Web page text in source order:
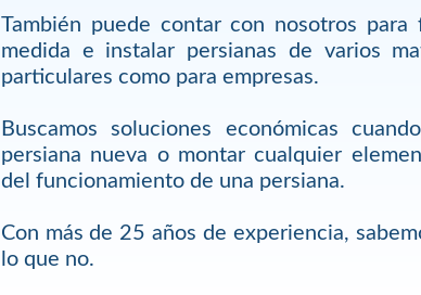
También puede contar con nosotros para
medida e instalar persianas de varios
particulares como para empresas.
Buscamos soluciones económicas
persiana nueva o montar cualquier
del funcionamiento de una persiana.
Con más de 25 años de experiencia,
lo que no.